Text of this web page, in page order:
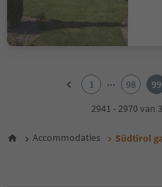
6
1 ... 98 99
2941 - 2970 van
Accommodaties Südtirol